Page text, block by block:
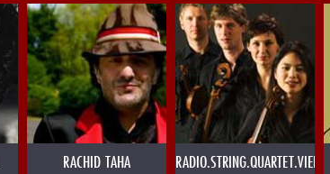
RACHID TAHA RADIO.STRING.QUARTET.VIENNA